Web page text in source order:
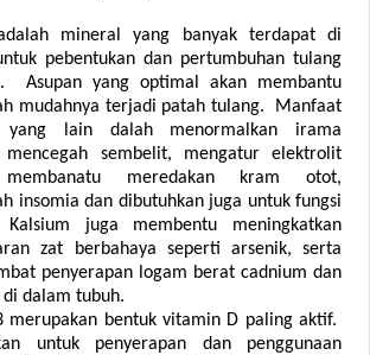
mineral yang banyak terdapat di
pebentukan dan pertumbuhan tulang
Asupan yang optimal akan membantu
mudahnya terjadi patah tulang. Manfaat
yang lain dalah menormalkan irama
mencegah sembelit, mengatur elektrolit
meredakan kram otot,
insomia dan dibutuhkan juga untuk fungsi
juga membentu meningkatkan
zat berbahaya seperti arsenik, serta
penyerapan logam berat cadnium dan
dalam tubuh.
merupakan bentuk vitamin D paling aktif.
untuk penyerapan dan penggunaan